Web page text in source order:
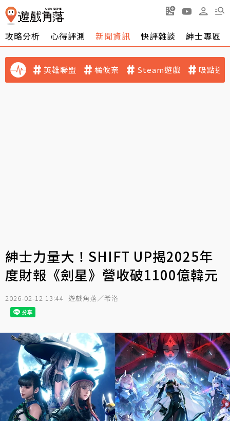
攻略分析 心得評測 新聞資訊 快評雜談 紳士專區
英雄聯盟 橘攸奈 Steam遊戲 吸點迷
紳士力量大！SHIFT UP揭2025年
度財報《劍星》營收破1100億韓元
2026-02-12 13:44 遊戲角落／希洛